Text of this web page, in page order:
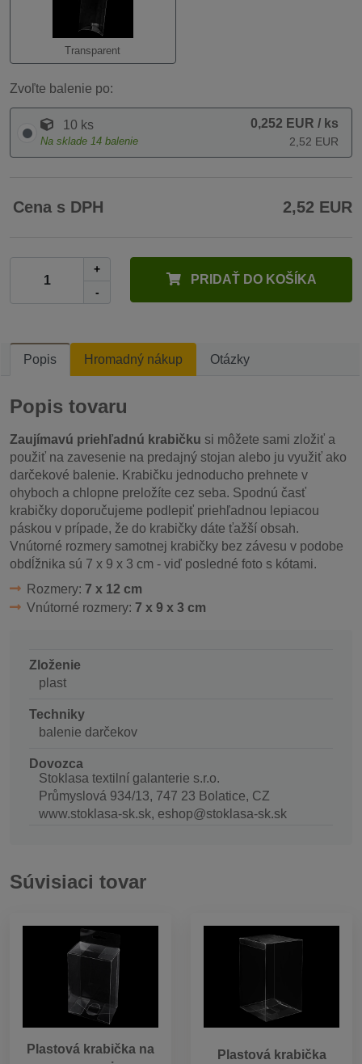
Transparent
Zvoľte balenie po:
10 ks
Na sklade 14 balenie
0,252 EUR / ks
2,52 EUR
Cena s DPH 2,52 EUR
+
-
PRIDAŤ DO KOŠÍKA
Popis Hromadný nákup Otázky
Popis tovaru
Zaujímavú priehľadnú krabičku si môžete sami zložiť a
použiť na zavesenie na predajný stojan alebo ju využiť ako
darčekové balenie. Krabičku jednoducho prehnete v
ohyboch a chlopne preložíte cez seba. Spodnú časť
krabičky doporučujeme podlepiť priehľadnou lepiacou
páskou v prípade, že do krabičky dáte ťažší obsah.
Vnútorné rozmery samotnej krabičky bez závesu v podobe
obdĺžnika sú 7 x 9 x 3 cm - viď posledné foto s kótami.
Rozmery: 7 x 12 cm
Vnútorné rozmery: 7 x 9 x 3 cm
Zloženie
plast
Techniky
balenie darčekov
Dovozca
Stoklasa textilní galanterie s.r.o.
Průmyslová 934/13, 747 23 Bolatice, CZ
www.stoklasa-sk.sk, eshop@stoklasa-sk.sk
Súvisiaci tovar
Plastová krabička na
Plastová krabička